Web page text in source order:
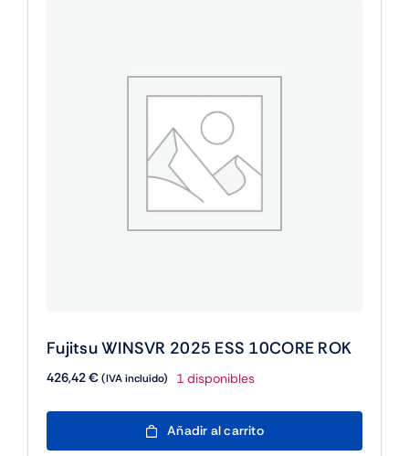
Fujitsu WINSVR 2025 ESS 10CORE ROK
426,42€(IVA incluido) 1 disponibles
Fujitsu
WINSVR
Añadir al carrito